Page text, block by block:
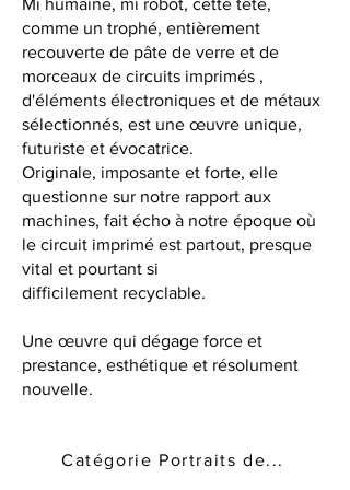
Mi humaine, mi robot, cette tête,
comme un trophé, entièrement
recouverte de pâte de verre et de
morceaux de circuits imprimés ,
d'éléments électroniques et de métaux
sélectionnés, est une œuvre unique,
futuriste et évocatrice.
Originale, imposante et forte, elle
questionne sur notre rapport aux
machines, fait écho à notre époque où
le circuit imprimé est partout, presque
vital et pourtant si
difficilement recyclable.
Une œuvre qui dégage force et
prestance, esthétique et résolument
nouvelle.
Catégorie Portraits de...